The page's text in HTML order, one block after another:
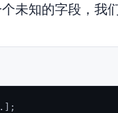
未知的字段，我